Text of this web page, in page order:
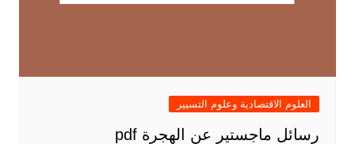
العلوم الاقتصادية وعلوم التسيير
رسائل ماجستير عن الهجرة pdf